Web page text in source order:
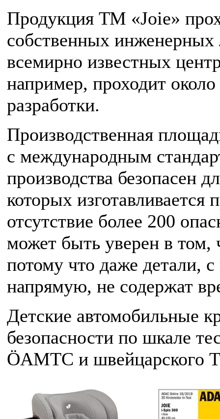
Продукция ТМ «Joie»
собственных инженерных
всемирно известных
например, проходит
разработки.
Производственная
с международным
производства безопасен
которых изготавливается
отсутствие более 200
может быть уверен в том,
потому что даже детали,
напрямую, не содержат
Детские автомобильные
безопасности по шкале
ÖAMTC и швейцарского